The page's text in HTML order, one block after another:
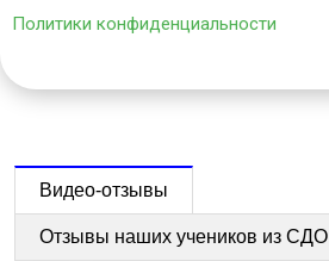
Политики конфиденциальности
Видео-отзывы
Отзывы наших учеников из СДО